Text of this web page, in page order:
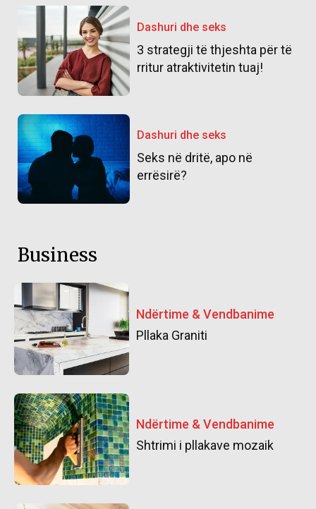
Dashuri dhe seks
3 strategji të thjeshta për të
rritur atraktivitetin tuaj!
Dashuri dhe seks
Seks në dritë, apo në
errësirë?
Business
Ndërtime & Vendbanime
Pllaka Graniti
Ndërtime & Vendbanime
Shtrimi i pllakave mozaik